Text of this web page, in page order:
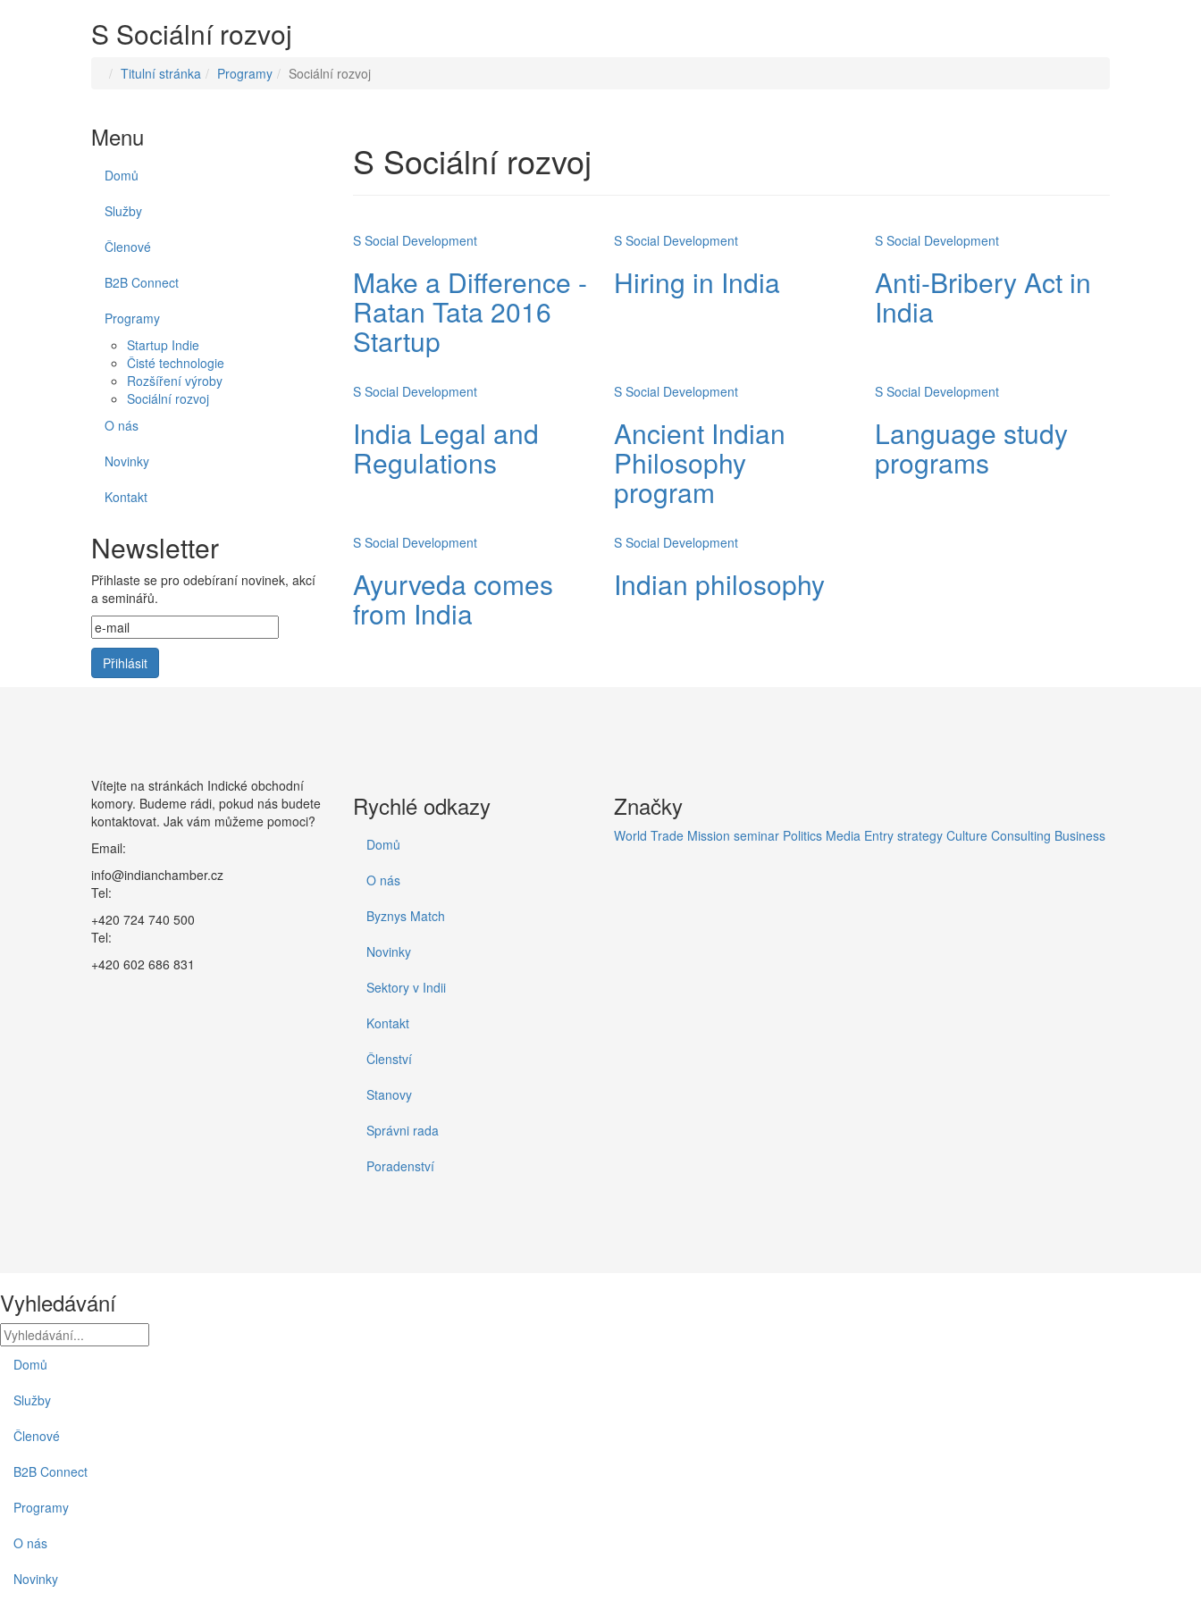
S Sociální rozvoj
Titulní stránka Programy Sociální rozvoj
Menu
Domů
Služby
Členové
B2B Connect
Programy
Startup Indie
Čisté technologie
Rozšíření výroby
Sociální rozvoj
O nás
Novinky
Kontakt
Newsletter
Přihlaste se pro odebíraní novinek, akcí
a seminářů.
S Sociální rozvoj
S Social Development
Make a Difference -
Ratan Tata 2016
Startup
S Social Development
Hiring in India
SSocial Development
Anti-Bribery Act in
India
S Social Development
India Legal and
Regulations
S Social Development
Ancient Indian
Philosophy
program
SSocial Development
Language study
programs
S Social Development
Ayurveda comes
from India
S Social Development
Indian philosophy
Vítejte na stránkách Indické obchodní
komory. Budeme rádi, pokud nás budete
kontaktovat. Jak vám můžeme pomoci?
Email:
info@indianchamber.cz
Tel:
+420 724 740 500
Tel:
+420 602 686 831
Rychlé odkazy
Domů
O nás
Byznys Match
Novinky
Sektory v Indii
Kontakt
Členství
Stanovy
Správni rada
Poradenství
Značky
World Trade Mission seminar Politics Media Entry strategy Culture Consulting Business
Vyhledávání
Domů
Služby
Členové
B2B Connect
Programy
O nás
Novinky